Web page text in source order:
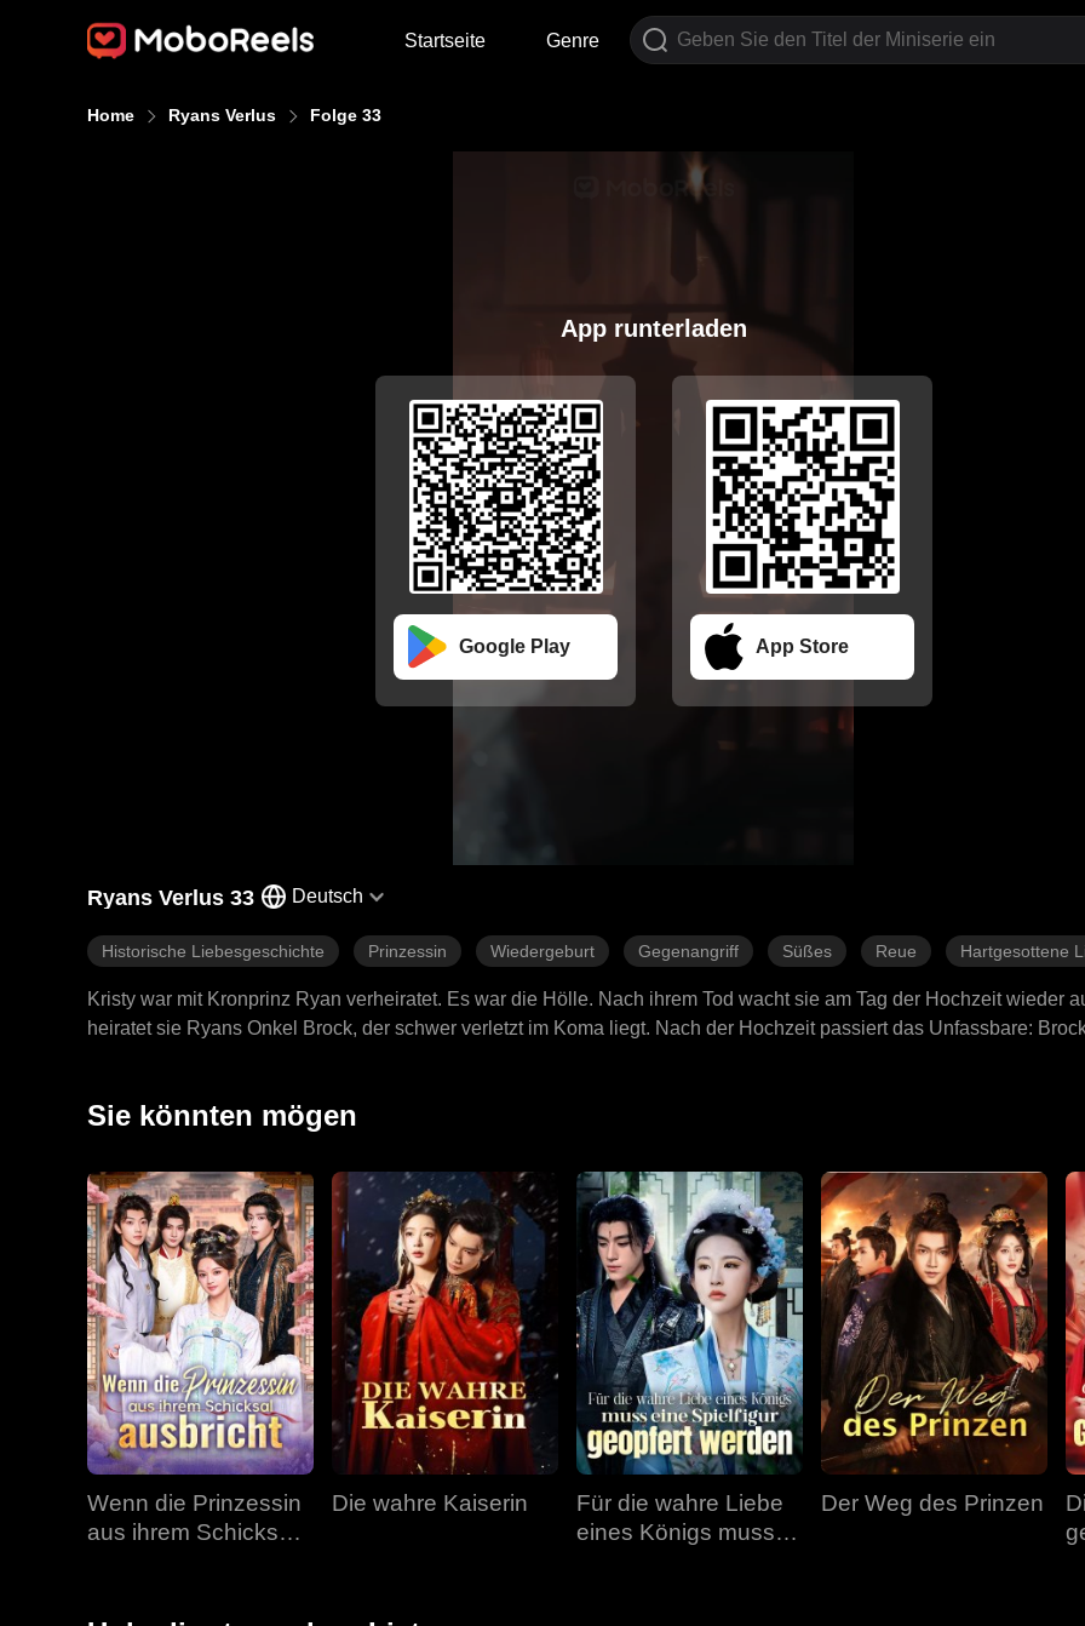
Startseite Genre
Home Ryans Verlus Folge 33
App runterladen
Google Play App Store
Ryans Verlus 33 Deutsch
Historische Liebesgeschichte Prinzessin Wiedergeburt Gegenangriff Süßes Reue Hartgesottene
Kristy war mit Kronprinz Ryan verheiratet. Es war die Hölle. Nach ihrem Tod wacht sie am Tag der Hochzeit wieder
heiratet sie Ryans Onkel Brock, der schwer verletzt im Koma liegt. Nach der Hochzeit passiert das Unfassbare:
Sie könnten mögen
Wenn die Prinzessin
aus ihrem Schicksal
Die wahre Kaiserin
Für die wahre Liebe
eines Königs muss
Der Weg des Prinzen